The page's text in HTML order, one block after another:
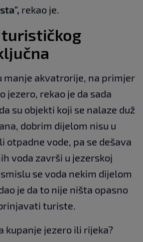
rekao je.
manje akvatrorije, na primjer
jezero, rekao je da sada
su objekti koji se nalaze duž
dobrim dijelom nisu u
otpadne vode, pa se dešava
voda završi u jezerskoj
se voda nekim dijelom
je da to nije ništa opasno
turiste.
kupanje jezero ili rijeka?